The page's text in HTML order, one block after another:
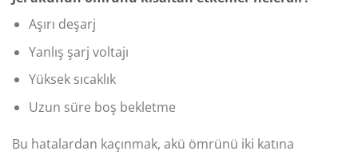
Aşırı deşarj
Yanlış şarj voltajı
Yüksek sıcaklık
Uzun süre boş bekletme
Bu hatalardan kaçınmak, akü ömrünü iki katına